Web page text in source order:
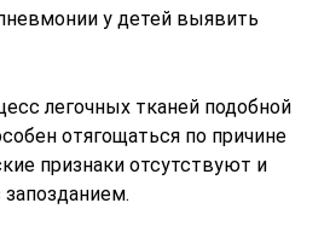
у детей выявить
легочных тканей подобной
отягощаться по причине
признаки отсутствуют и
запозданием.